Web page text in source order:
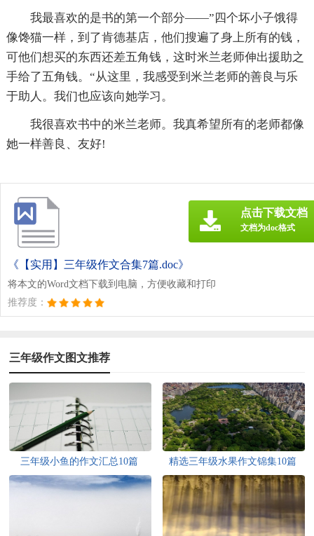
我最喜欢的是书的第一个部分——”四个坏小子饿得
像馋猫一样，到了肯德基店，他们搜遍了身上所有的钱，
可他们想买的东西还差五角钱，这时米兰老师伸出援助之
手给了五角钱。“从这里，我感受到米兰老师的善良与乐
于助人。我们也应该向她学习。
我很喜欢书中的米兰老师。我真希望所有的老师都像
她一样善良、友好!
《【实用】三年级作文合集7篇.doc》
将本文的Word文档下载到电脑，方便收藏和打印
推荐度：
点击下载文档
文档为doc格式
三年级作文图文推荐
三年级小鱼的作文汇总10篇 精选三年级水果作文锦集10篇